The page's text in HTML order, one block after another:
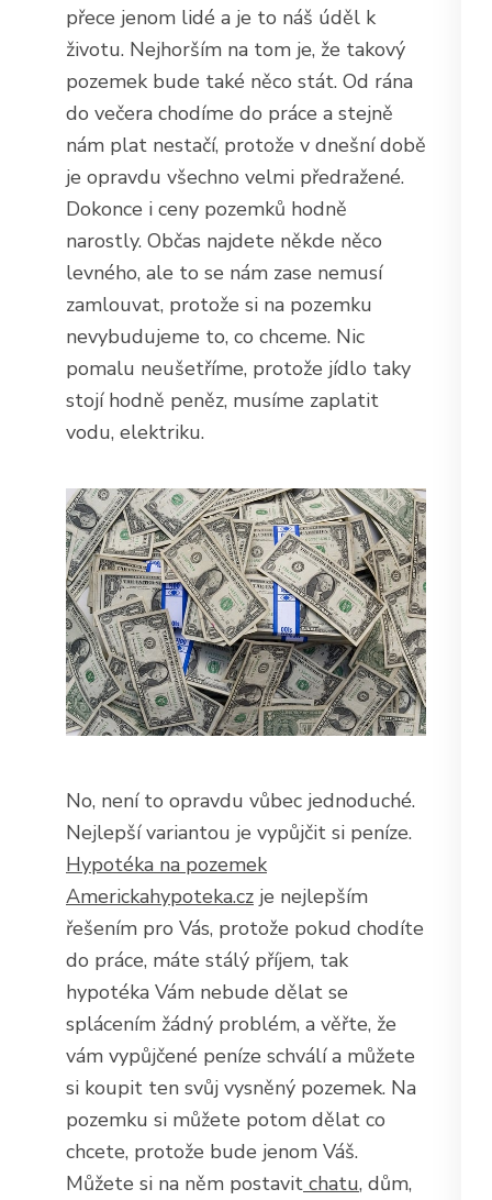
přece jenom lidé a je to náš úděl k
životu. Nejhorším na tom je, že takový
pozemek bude také něco stát. Od rána
do večera chodíme do práce a stejně
nám plat nestačí, protože v dnešní době
je opravdu všechno velmi předražené.
Dokonce i ceny pozemků hodně
narostly. Občas najdete někde něco
levného, ale to se nám zase nemusí
zamlouvat, protože si na pozemku
nevybudujeme to, co chceme. Nic
pomalu neušetříme, protože jídlo taky
stojí hodně peněz, musíme zaplatit
vodu, elektriku.
No, není to opravdu vůbec jednoduché.
Nejlepší variantou je vypůjčit si peníze.
Hypotéka na pozemek
Americkahypoteka.cz je nejlepším
řešením pro Vás, protože pokud chodíte
do práce, máte stálý příjem, tak
hypotéka Vám nebude dělat se
splácením žádný problém, a věřte, že
vám vypůjčené peníze schválí a můžete
si koupit ten svůj vysněný pozemek. Na
pozemku si můžete potom dělat co
chcete, protože bude jenom Váš.
Můžete si na něm postavit chatu, dům,